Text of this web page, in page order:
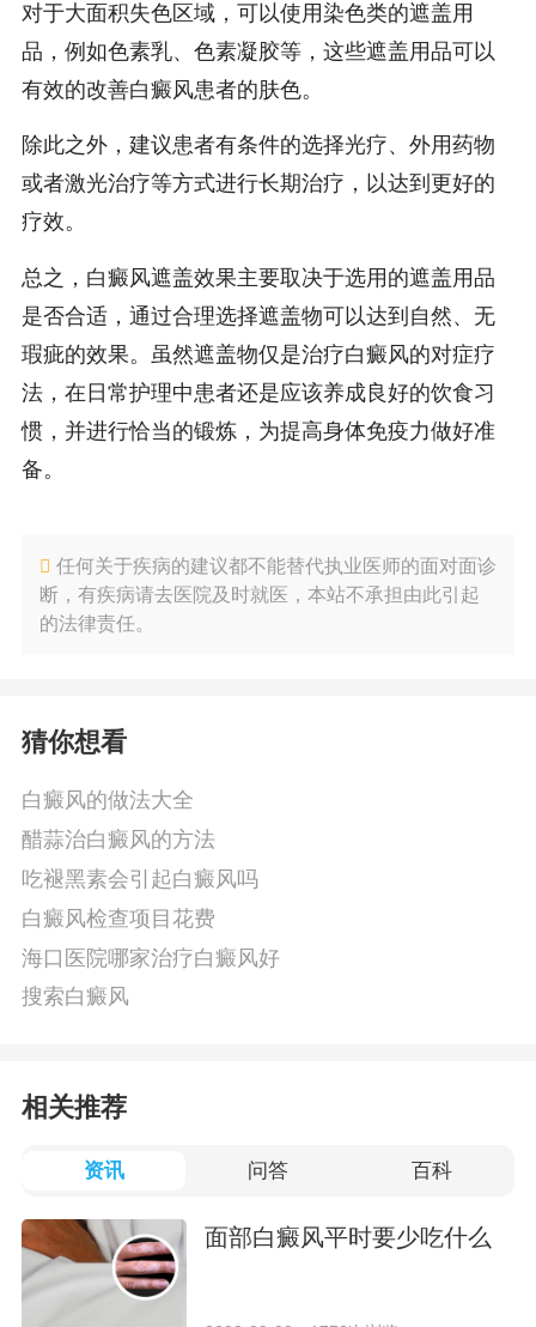
对于大面积失色区域，可以使用染色类的遮盖用
品，例如色素乳、色素凝胶等，这些遮盖用品可以
有效的改善白癜风患者的肤色。
除此之外，建议患者有条件的选择光疗、外用药物
或者激光治疗等方式进行长期治疗，以达到更好的
疗效。
总之，白癜风遮盖效果主要取决于选用的遮盖用品
是否合适，通过合理选择遮盖物可以达到自然、无
瑕疵的效果。虽然遮盖物仅是治疗白癜风的对症疗
法，在日常护理中患者还是应该养成良好的饮食习
惯，并进行恰当的锻炼，为提高身体免疫力做好准
备。
任何关于疾病的建议都不能替代执业医师的面对面诊
断，有疾病请去医院及时就医，本站不承担由此引起
的法律责任。
猜你想看
白癜风的做法大全
醋蒜治白癜风的方法
吃褪黑素会引起白癜风吗
白癜风检查项目花费
海口医院哪家治疗白癜风好
搜索白癜风
相关推荐
资讯 问答 百科
面部白癜风平时要少吃什么